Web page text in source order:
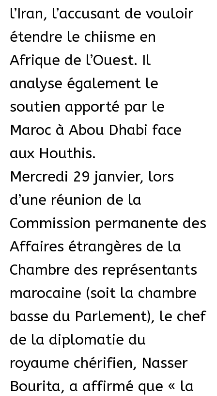
l’Iran, l’accusant de vouloir
étendre le chiisme en
Afrique de l’Ouest. Il
analyse également le
soutien apporté par le
Maroc à Abou Dhabi face
aux Houthis.
Mercredi 29 janvier, lors
d’une réunion de la
Commission permanente des
Affaires étrangères de la
Chambre des représentants
marocaine (soit la chambre
basse du Parlement), le chef
de la diplomatie du
royaume chérifien, Nasser
Bourita, a affirmé que « la